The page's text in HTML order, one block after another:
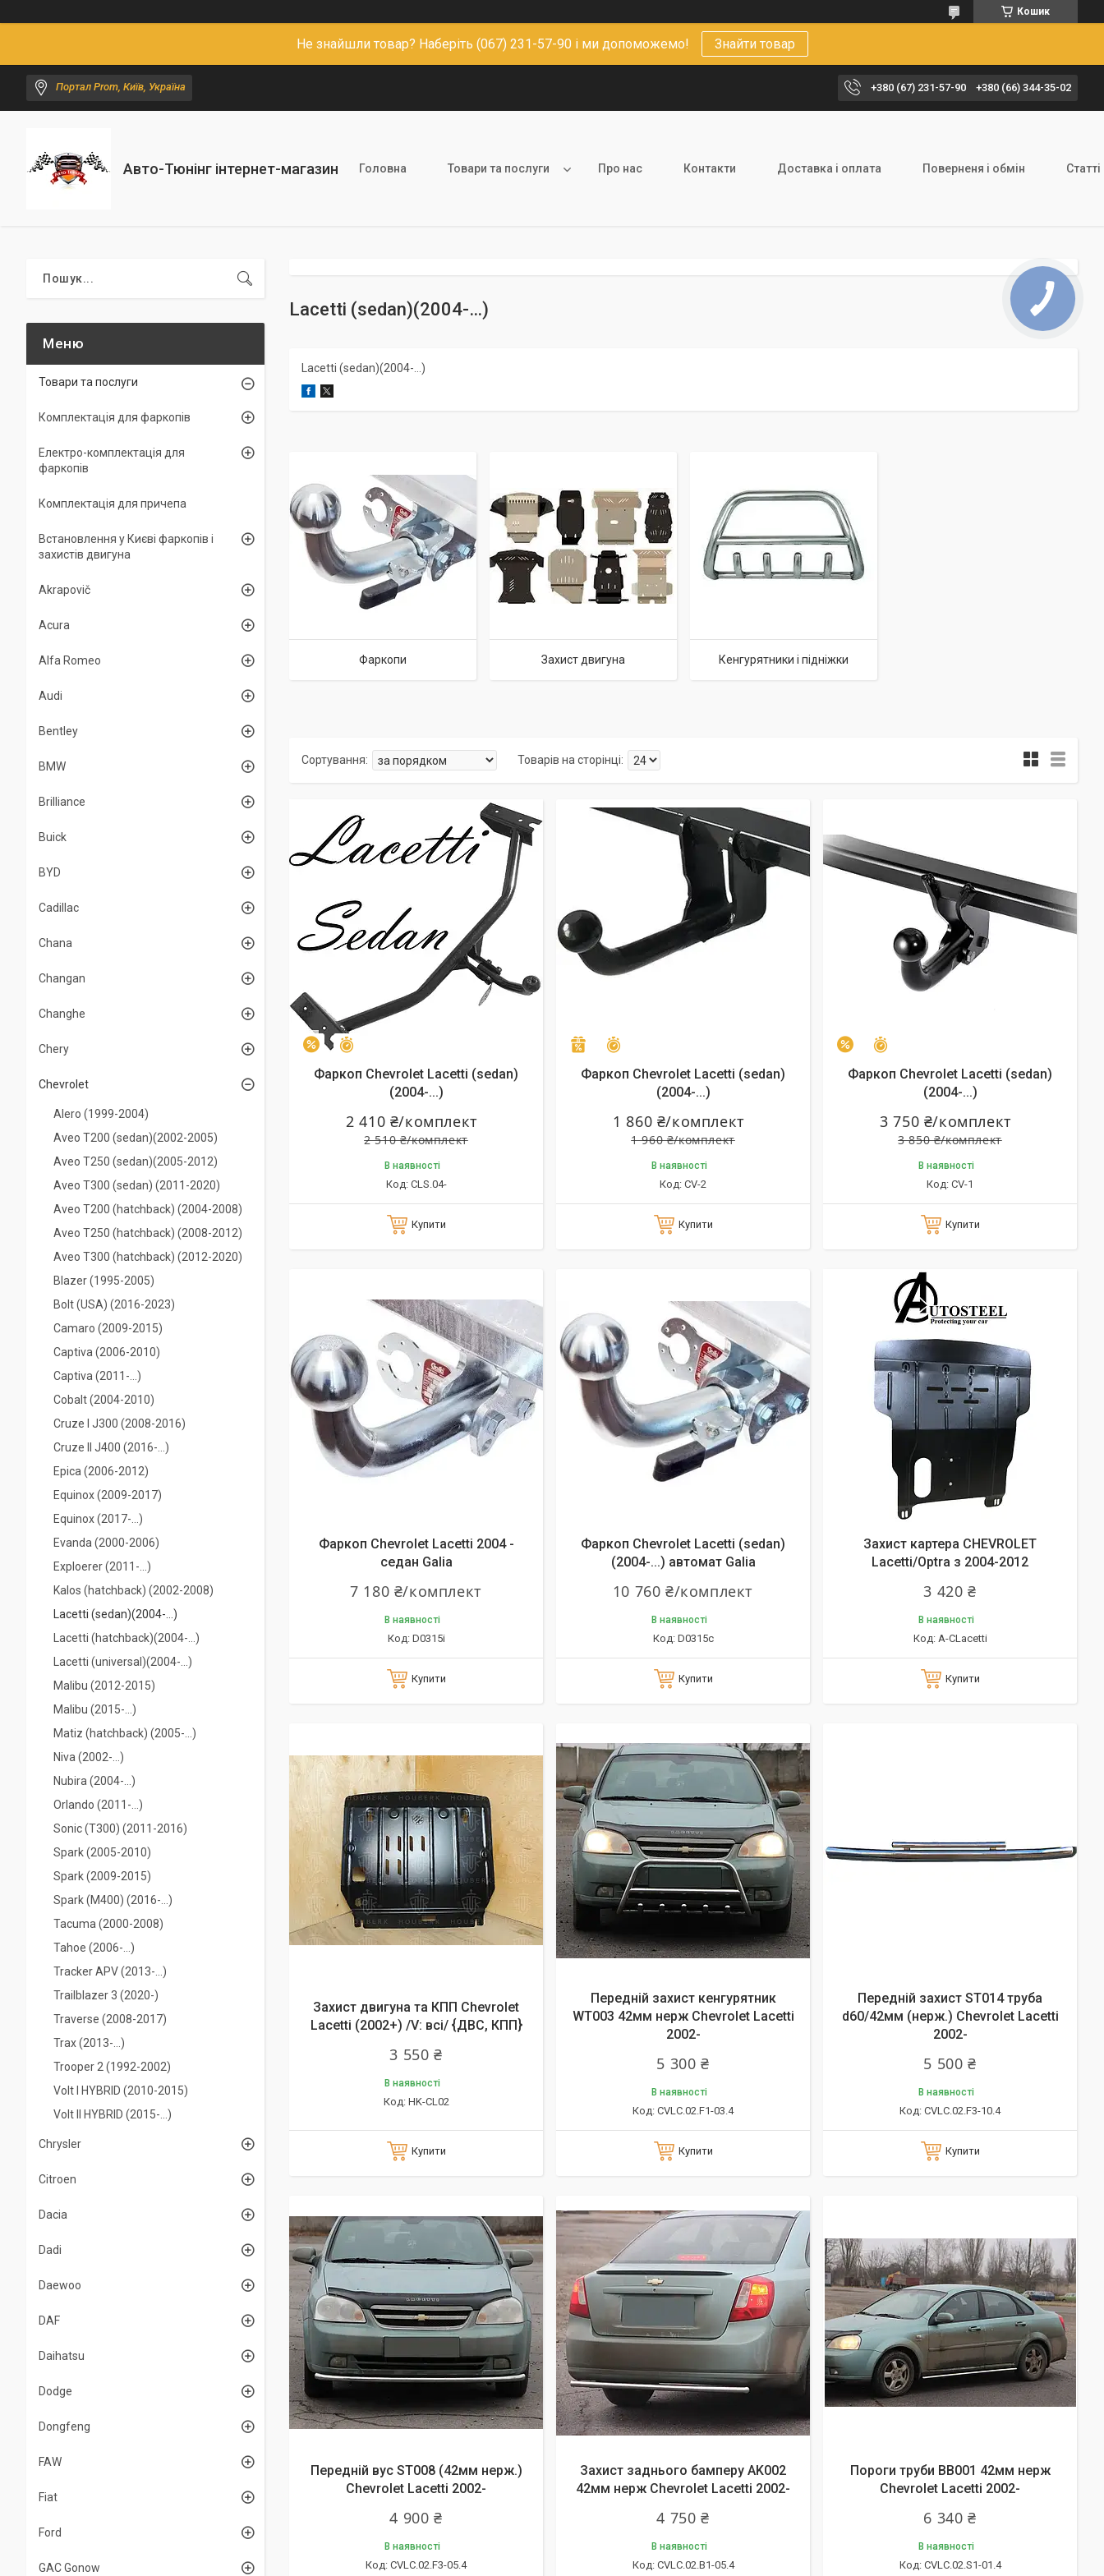
Кошик
Не знайшли товар? Наберіть (067) 231-57-90 і ми допоможемо! Знайти товар
Портал Prom, Київ, Україна +380 (67) 231-57-90 +380 (66) 344-35-02
Авто-Тюнінг інтернет-магазин Головна Товари та послуги Про нас Контакти Доставка і оплата Поверненя і обмін Статті
Lacetti (sedan)(2004-…)
Lacetti (sedan)(2004-…)
Фаркопи Захист двигуна Кенгурятники і підніжки
–4%
Фаркоп Chevrolet Lacetti (sedan)
(2004-...)
2 510 ₴/комплект
2 410 ₴/комплект
В наявності
CLS.04-
Купити
–5%
Фаркоп Chevrolet Lacetti (sedan)
(2004-...)
1 960 ₴/комплект
1 860 ₴/комплект
В наявності
CV-2
Купити
–3%
Фаркоп Chevrolet Lacetti (sedan)
(2004-...)
3 850 ₴/комплект
3 750 ₴/комплект
В наявності
CV-1
Купити
Фаркоп Chevrolet Lacetti 2004 -
седан Galia
7 180 ₴/комплект
В наявності
D0315i
Купити
Фаркоп Chevrolet Lacetti (sedan)
(2004-...) автомат Galia
10 760 ₴/комплект
В наявності
D0315c
Купити
Захист картера CHEVROLET
Lacetti/Optra з 2004-2012
3 420 ₴
В наявності
A-CLacetti
Купити
Захист двигуна та КПП Chevrolet
Lacetti (2002+) /V: всі/ {ДВС, КПП}
3 550 ₴
В наявності
HK-CL02
Купити
Передній захист кенгурятник
WT003 42мм нерж Chevrolet Lacetti
2002-
5 300 ₴
В наявності
CVLC.02.F1-03.4
Купити
Передній захист ST014 труба
d60/42мм (нерж.) Chevrolet Lacetti
2002-
5 500 ₴
В наявності
CVLC.02.F3-10.4
Купити
Передній вус ST008 (42мм нерж.)
Chevrolet Lacetti 2002-
4 900 ₴
В наявності
CVLC.02.F3-05.4
Захист заднього бамперу AK002
42мм нерж Chevrolet Lacetti 2002-
4 750 ₴
В наявності
CVLC.02.B1-05.4
Пороги труби BB001 42мм нерж
Chevrolet Lacetti 2002-
6 340 ₴
В наявності
CVLC.02.S1-01.4
Товари та послуги
Комплектація для фаркопів
Електро-комплектація для
фаркопів
Комплектація для причепа
Встановлення у Києві фаркопів і
захистів двигуна
Akrapovič
Acura
Alfa Romeo
Audi
Bentley
BMW
Brilliance
Buick
BYD
Cadillac
Chana
Changan
Changhe
Chery
Chevrolet
Alero (1999-2004)
Aveo T200 (sedan)(2002-2005)
Aveo T250 (sedan)(2005-2012)
Aveo T300 (sedan) (2011-2020)
Aveo T200 (hatchback) (2004-2008)
Aveo T250 (hatchback) (2008-2012)
Aveo T300 (hatchback) (2012-2020)
Blazer (1995-2005)
Bolt (USA) (2016-2023)
Camaro (2009-2015)
Captiva (2006-2010)
Captiva (2011-...)
Cobalt (2004-2010)
Cruze I J300 (2008-2016)
Cruze II J400 (2016-...)
Epiсa (2006-2012)
Equinox (2009-2017)
Equinox (2017-...)
Evanda (2000-2006)
Exploerer (2011-...)
Kalos (hatchback) (2002-2008)
Lacetti (sedan)(2004-…)
Lacetti (hatchback)(2004-…)
Lacetti (universal)(2004-…)
Malibu (2012-2015)
Malibu (2015-...)
Matiz (hatchback) (2005-...)
Niva (2002-…)
Nubira (2004-...)
Orlando (2011-...)
Sonic (T300) (2011-2016)
Spark (2005-2010)
Spark (2009-2015)
Spark (M400) (2016-...)
Tacuma (2000-2008)
Tahoe (2006-...)
Tracker APV (2013-...)
Trailblazer 3 (2020-)
Traverse (2008-2017)
Trax (2013-...)
Trooper 2 (1992-2002)
Volt I HYBRID (2010-2015)
Volt II HYBRID (2015-...)
Chrysler
Citroen
Dacia
Dadi
Daewoo
DAF
Daihatsu
Dodge
Dongfeng
FAW
Fiat
Ford
GAC Gonow